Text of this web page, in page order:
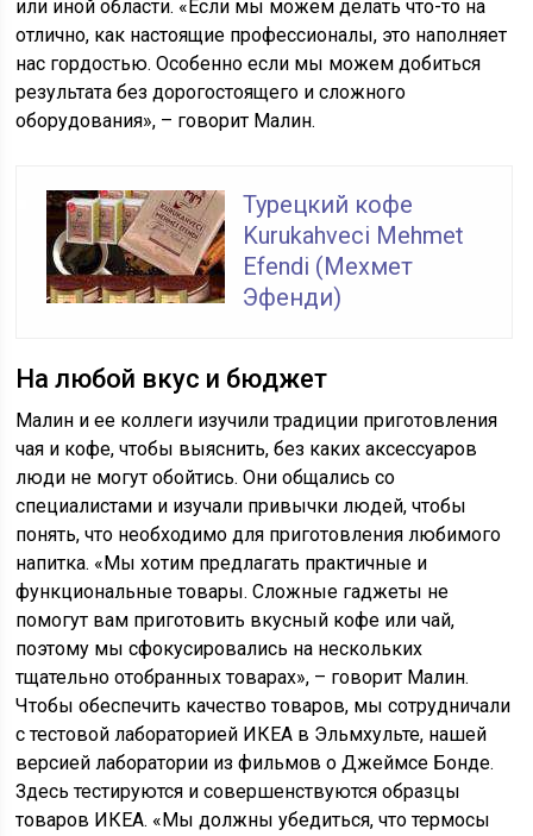
или иной области. «Если мы можем делать что-то на
отлично, как настоящие профессионалы, это наполняет
нас гордостью. Особенно если мы можем добиться
результата без дорогостоящего и сложного
оборудования», – говорит Малин.
Турецкий кофе
Kurukahveci Mehmet
Efendi (Мехмет
Эфенди)
На любой вкус и бюджет
Малин и ее коллеги изучили традиции приготовления
чая и кофе, чтобы выяснить, без каких аксессуаров
люди не могут обойтись. Они общались со
специалистами и изучали привычки людей, чтобы
понять, что необходимо для приготовления любимого
напитка. «Мы хотим предлагать практичные и
функциональные товары. Сложные гаджеты не
помогут вам приготовить вкусный кофе или чай,
поэтому мы сфокусировались на нескольких
тщательно отобранных товарах», – говорит Малин.
Чтобы обеспечить качество товаров, мы сотрудничали
с тестовой лабораторией ИКЕА в Эльмхульте, нашей
версией лаборатории из фильмов о Джеймсе Бонде.
Здесь тестируются и совершенствуются образцы
товаров ИКЕА. «Мы должны убедиться, что термосы